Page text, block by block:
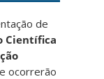
de
Científica
ocorrerão